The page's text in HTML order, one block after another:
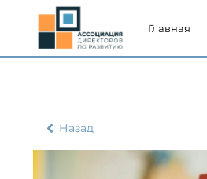
Главная
Назад